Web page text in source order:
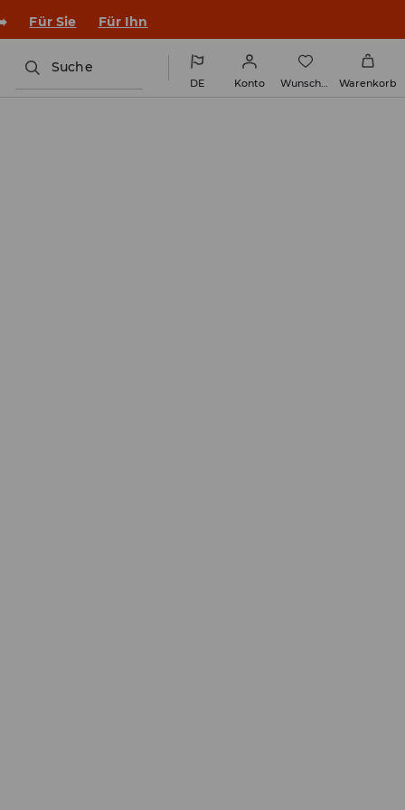
Outfit ins Schuljahr!
Suche
DE Konto Wunschliste Warenkorb